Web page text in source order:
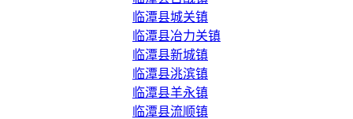
临潭县城关镇
临潭县冶力关镇
临潭县新城镇
临潭县洮滨镇
临潭县羊永镇
临潭县流顺镇